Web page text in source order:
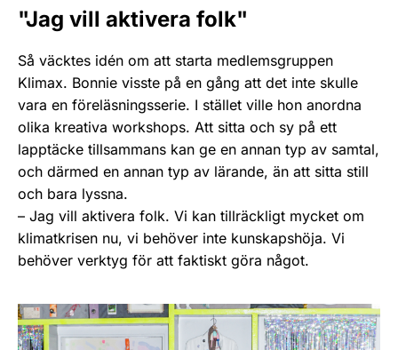
"Jag vill aktivera folk"
Så väcktes idén om att starta medlemsgruppen
Klimax. Bonnie visste på en gång att det inte skulle
vara en föreläsningsserie. I stället ville hon anordna
olika kreativa workshops. Att sitta och sy på ett
lapptäcke tillsammans kan ge en annan typ av samtal,
och därmed en annan typ av lärande, än att sitta still
och bara lyssna.
– Jag vill aktivera folk. Vi kan tillräckligt mycket om
klimatkrisen nu, vi behöver inte kunskapshöja. Vi
behöver verktyg för att faktiskt göra något.